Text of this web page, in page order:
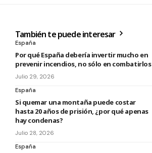
También te puede interesar
España
Por qué España debería invertir mucho en
prevenir incendios, no sólo en combatirlos
Julio 29, 2026
España
Si quemar una montaña puede costar
hasta 20 años de prisión, ¿por qué apenas
hay condenas?
Julio 28, 2026
España